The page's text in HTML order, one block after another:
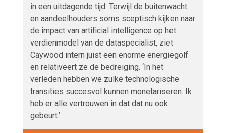
in een uitdagende tijd. Terwijl de buitenwacht
en aandeelhouders soms sceptisch kijken naar
de impact van artificial intelligence op het
verdienmodel van de dataspecialist, ziet
Caywood intern juist een enorme energiegolf
en relativeert ze de bedreiging. ‘In het
verleden hebben we zulke technologische
transities succesvol kunnen monetariseren. Ik
heb er alle vertrouwen in dat dat nu ook
gebeurt.’